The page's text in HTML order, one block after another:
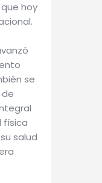
hoy
se
física
salud